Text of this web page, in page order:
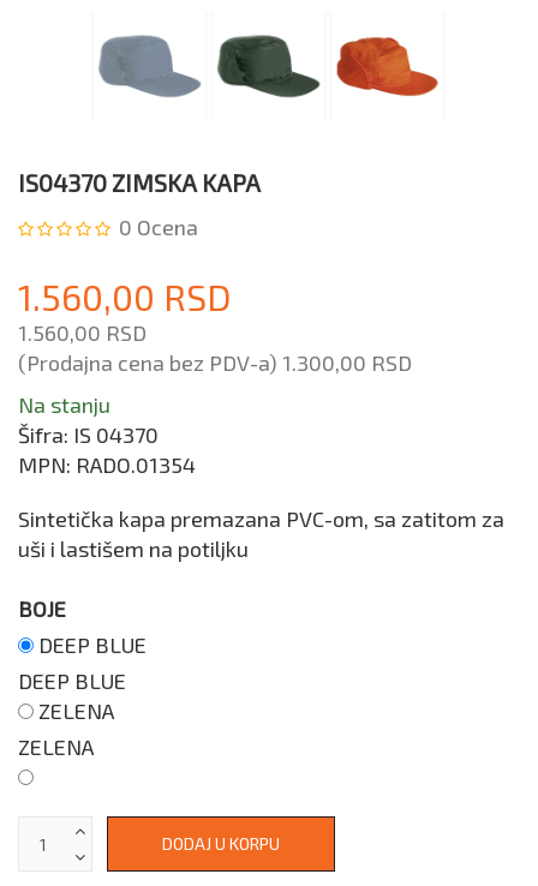
IS04370 ZIMSKA KAPA
0 Ocena
1.560,00 RSD
1.560,00 RSD
(Prodajna cena bez PDV-a) 1.300,00 RSD
Na stanju
Šifra: IS 04370
MPN: RADO.01354
Sintetička kapa premazana PVC-om, sa zatitom za
uši i lastišem na potiljku
BOJE
DEEP BLUE
DEEP BLUE
ZELENA
ZELENA